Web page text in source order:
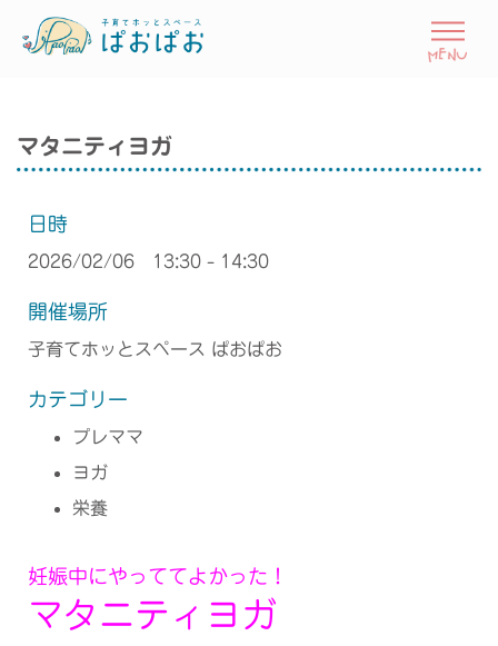
マタニティヨガ
日時
2026/02/06 13:30 - 14:30
開催場所
子育てホッとスペース ぱおぱお
カテゴリー
プレママ
ヨガ
栄養
妊娠中にやっててよかった！
マタニティヨガ